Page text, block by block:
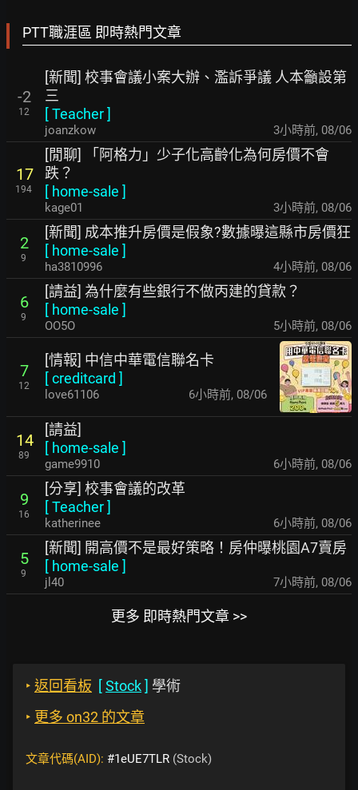
PTT職涯區 即時熱門文章
-2
12
[新聞] 校事會議小案大辦、濫訴爭議 人本籲設第
三
[Teacher]
joanzkow 3小時前, 08/06
17
194
[閒聊] 「阿格力」少子化高齡化為何房價不會
跌？
[ home-sale ]
kage01 3小時前, 08/06
2
9
[新聞] 成本推升房價是假象?數據曝這縣市房價狂
[ home-sale ]
ha3810996 4小時前, 08/06
6
9
[請益] 為什麼有些銀行不做丙建的貸款？
[ home-sale ]
OO5O 5小時前, 08/06
7
12
[情報] 中信中華電信聯名卡
[creditcard ]
love61106 6小時前, 08/06
14
89
[請益]
[ home-sale ]
game9910 6小時前, 08/06
9
16
[分享] 校事會議的改革
[Teacher]
katherinee 6小時前, 08/06
5
9
[新聞] 開高價不是最好策略！房仲曝桃園A7賣房
[ home-sale ]
jl40 7小時前, 08/06
更多 即時熱門文章 >>
‣ 返回看板 [Stock] 學術
‣ 更多 on32 的文章
文章代碼(AID): #1eUE7TLR (Stock)